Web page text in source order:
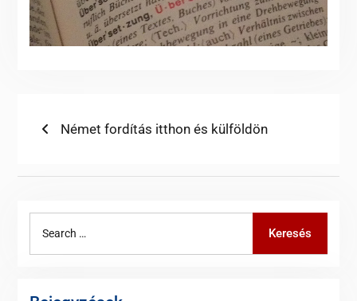
Bejegyzés
Previous
Német fordítás itthon és külföldön
Keresés